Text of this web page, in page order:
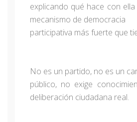
explicando qué hace con
mecanismo de democracia
participativa más fuerte que
No es un partido, no es un
público, no exige
deliberación ciudadana real.